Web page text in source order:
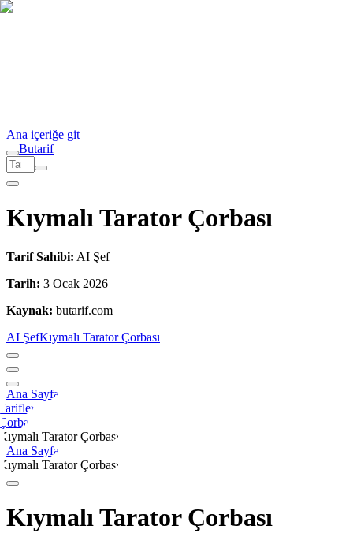
Ana içeriğe git
Butarif
Kıymalı Tarator Çorbası
Tarif Sahibi: AI Şef
Tarih: 3 Ocak 2026
Kaynak: butarif.com
AI ŞefKıymalı Tarator Çorbası
Ana Sayfa
Tarator Çorbası
Ana Sayfa
Tarator Çorbası
Kıymalı Tarator Çorbası